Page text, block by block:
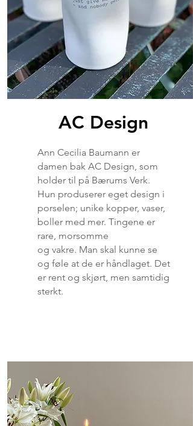
AC Design
Ann Cecilia Baumann er
damen bak AC Design, som
holder til på Bærums Verk.
Hun produserer eget design i
porselen; unike kopper, vaser,
boller med mer. Tingene er
rare, morsomme
og vakre. Man skal kunne se
og føle at de er håndlaget. Det
er rent og skjørt, men samtidig
sterkt.